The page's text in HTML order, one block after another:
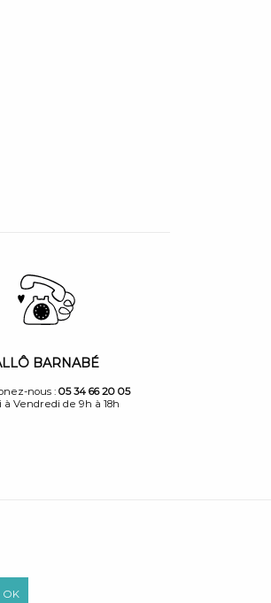
BARNABÉ
nous : 05 34 66 20 05
à Vendredi de 9h à 18h
OK